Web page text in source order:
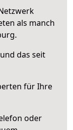
als manch
das seit
für Ihre
oder